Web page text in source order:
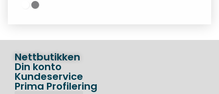
Nettbutikken
Din konto
Kundeservice
Prima Profilering